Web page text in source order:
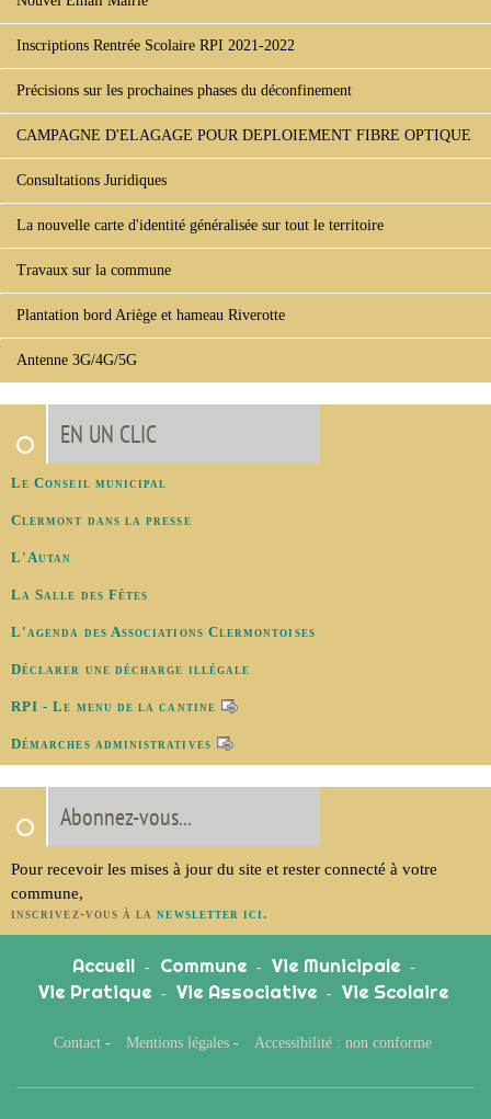
Inscriptions Rentrée Scolaire RPI 2021-2022
Précisions sur les prochaines phases du déconfinement
CAMPAGNE D'ELAGAGE POUR DEPLOIEMENT FIBRE OPTIQUE
Consultations Juridiques
La nouvelle carte d'identité généralisée sur tout le territoire
Travaux sur la commune
Plantation bord Ariège et hameau Riverotte
Antenne 3G/4G/5G
EN UN CLIC
Le Conseil municipal
Clermont dans la presse
L'Autan
La Salle des Fêtes
L'agenda des Associations Clermontoises
Déclarer une décharge illégale
RPI - Le menu de la cantine
Démarches administratives
Abonnez-vous...
Pour recevoir les mises à jour du site et rester connecté à votre
commune,
inscrivez-vous à lanewsletter ici.
Accueil - Commune - Vie Municipale -
Vie Pratique - Vie Associative - Vie Scolaire
Contact - Mentions légales - Accessibilité : non conforme